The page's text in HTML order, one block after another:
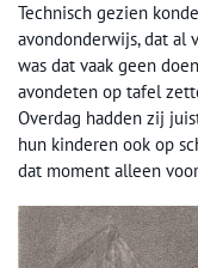
Technisch gezien
avondonderwijs, dat al
was dat vaak geen
avondeten op tafel
Overdag hadden zij
hun kinderen ook op
dat moment alleen